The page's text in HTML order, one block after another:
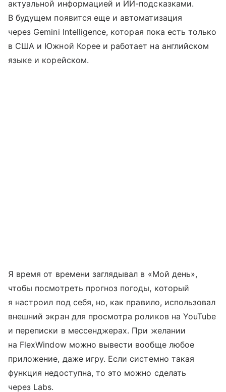
актуальной информацией и ИИ-подсказками.
В будущем появится еще и автоматизация
через Gemini Intelligence, которая пока есть только
в США и Южной Корее и работает на английском
языке и корейском.
Я время от времени заглядывал в «Мой день»,
чтобы посмотреть прогноз погоды, который
я настроил под себя, но, как правило, использовал
внешний экран для просмотра роликов на YouTube
и переписки в мессенджерах. При желании
на FlexWindow можно вывести вообще любое
приложение, даже игру. Если системно такая
функция недоступна, то это можно сделать
через Labs.